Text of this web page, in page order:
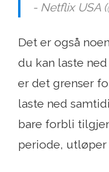
- Netflix USA
Det er også
du kan laste
er det grenser
laste ned
bare forbli
periode,